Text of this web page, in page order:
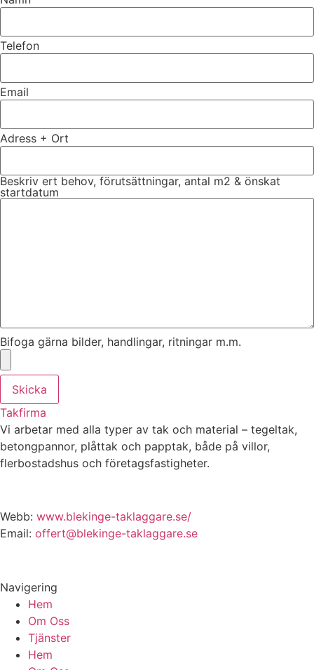
Telefon
Email
Adress + Ort
Beskriv ert behov, förutsättningar, antal m2 & önskat
startdatum
Bifoga gärna bilder, handlingar, ritningar m.m.
Skicka
Takfirma
Vi arbetar med alla typer av tak och material – tegeltak,
betongpannor, plåttak och papptak, både på villor,
flerbostadshus och företagsfastigheter.
Webb: www.blekinge-taklaggare.se/
Email: offert@blekinge-taklaggare.se
Navigering
Hem
Om Oss
Tjänster
Hem